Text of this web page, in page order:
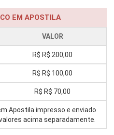
EM APOSTILA
VALOR
R$ R$ 200,00
R$ R$ 100,00
R$ R$ 70,00
Apostila impresso e enviado
acima separadamente.